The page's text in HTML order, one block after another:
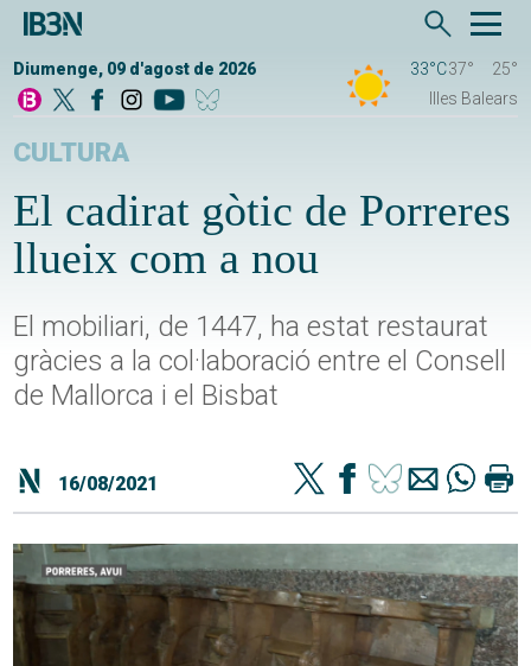
Diumenge, 09 d'agost de 2026 33°C37°
25°
Illes Balears
CULTURA
El cadirat gòtic de Porreres
llueix com a nou
El mobiliari, de 1447, ha estat restaurat
gràcies a la col·laboració entre el Consell
de Mallorca i el Bisbat
16/08/2021